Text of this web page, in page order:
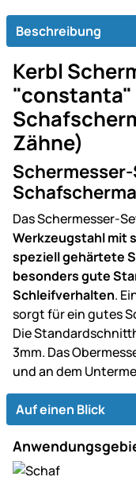
Beschreibung
Kerbl
Zähne)
Das Schermesser-
Werkzeugstahl mit
speziell gehärtete
besonders gute
Schleifverhalten.
sorgt für ein gutes
Die
3mm. Das
und an dem
Auf einen Blick